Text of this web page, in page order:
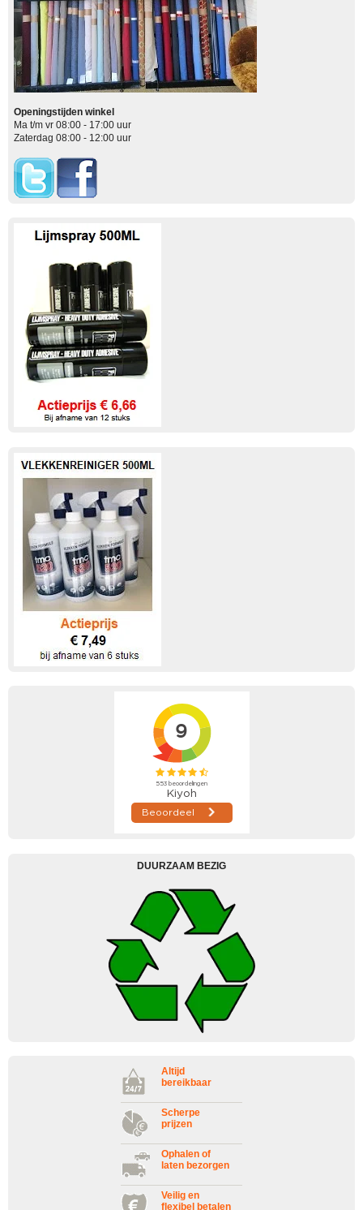
Openingstijden winkel
Ma t/m vr 08:00 - 17:00 uur
Zaterdag 08:00 - 12:00 uur
DUURZAAM BEZIG
Altijd
bereikbaar
Scherpe
prijzen
Ophalen of
laten bezorgen
Veilig en
flexibel betalen